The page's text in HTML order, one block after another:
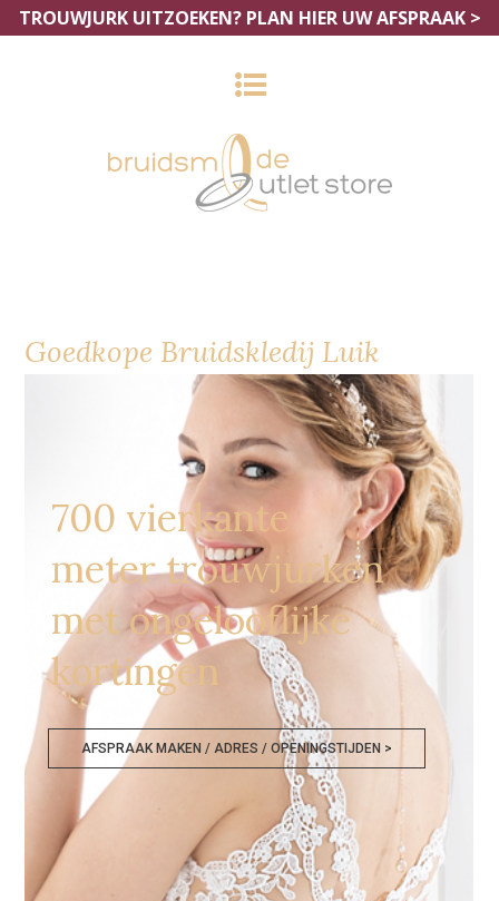
TROUWJURK UITZOEKEN? PLAN HIER UW AFSPRAAK >
Goedkope Bruidskledij Luik
700 vierkante
meter trouwjurken
met ongelooflijke
kortingen
AFSPRAAK MAKEN / ADRES / OPENINGSTIJDEN >